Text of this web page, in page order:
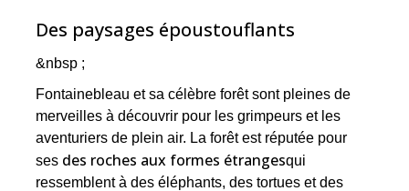
Des paysages époustouflants
&nbsp ;
Fontainebleau et sa célèbre forêt sont pleines de
merveilles à découvrir pour les grimpeurs et les
aventuriers de plein air. La forêt est réputée pour
ses des roches aux formes étrangesqui
ressemblent à des éléphants, des tortues et des